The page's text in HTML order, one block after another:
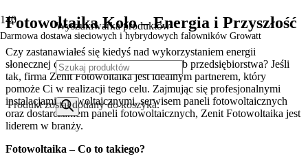
Darmowa dostawa sieciowych i hybrydowych falowników Growatt
Wyszukiwarka produktów
Produktzostał dodany do koszyka.
Fotowoltaika Koło – Energia i Przyszłość
Czy zastanawiałeś się kiedyś nad wykorzystaniem energii
słonecznej do zasilania swojego domu lub przedsiębiorstwa? Jeśli
tak, firma Zenit Fotowoltaika jest idealnym partnerem, który
pomoże Ci w realizacji tego celu. Zajmując się profesjonalnymi
instalacjami fotowoltaicznymi, serwisem paneli fotowoltaicznych
oraz dostarczaniem paneli fotowoltaicznych, Zenit Fotowoltaika jest
liderem w branży.
Fotowoltaika – Co to takiego?